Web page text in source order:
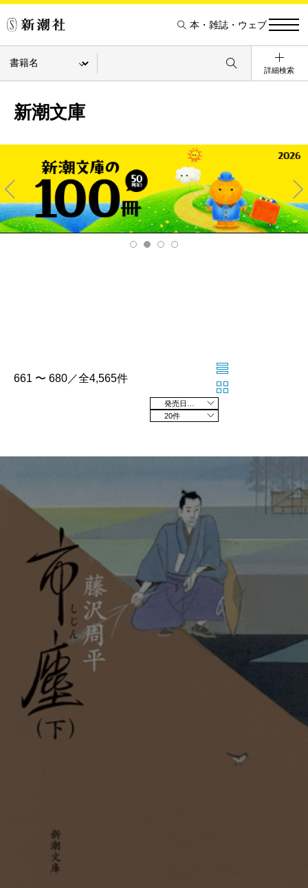
本・雑誌・ウェブ
詳細検索
新潮文庫
Pre
v
Ne
xt
661 〜 680／全4,565件
20件